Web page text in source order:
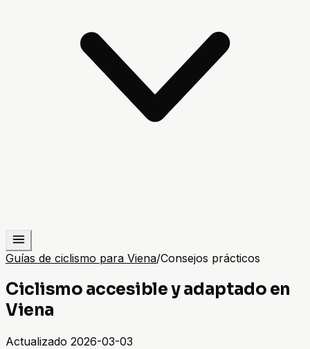
Guías de ciclismo para Viena/Consejos prácticos
Ciclismo accesible y adaptado en
Viena
Actualizado 2026-03-03